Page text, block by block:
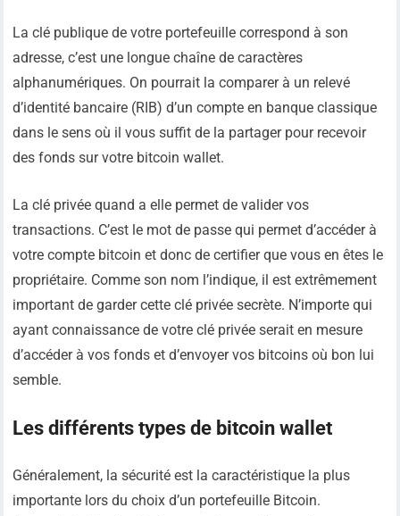
La clé publique de votre portefeuille correspond à son
adresse, c’est une longue chaîne de caractères
alphanumériques. On pourrait la comparer à un relevé
d’identité bancaire (RIB) d’un compte en banque classique
dans le sens où il vous suffit de la partager pour recevoir
des fonds sur votre bitcoin wallet.
La clé privée quand a elle permet de valider vos
transactions. C’est le mot de passe qui permet d’accéder à
votre compte bitcoin et donc de certifier que vous en êtes le
propriétaire. Comme son nom l’indique, il est extrêmement
important de garder cette clé privée secrète. N’importe qui
ayant connaissance de votre clé privée serait en mesure
d’accéder à vos fonds et d’envoyer vos bitcoins où bon lui
semble.
Les différents types de bitcoin wallet
Généralement, la sécurité est la caractéristique la plus
importante lors du choix d’un portefeuille Bitcoin.